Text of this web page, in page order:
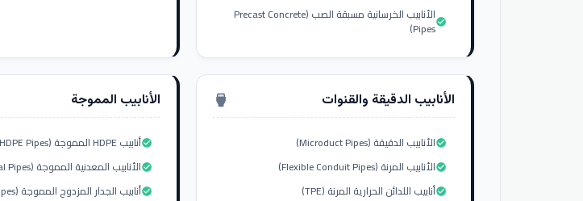
الأنابيب الخرسانية مسبقة الصب (Precast Concrete
Pipes)check_circle
الأنابيب الدقيقة والقنوات settings_input_hdmi
الأنابيب الدقيقة (Microduct Pipes)check_circle
الأنابيب المرنة (Flexible Conduit Pipes)check_circle
أنابيب اللدائن الحرارية المرنة (TPE)check_circle
الأنابيب المموجة
أنابيب HDPE المموجة (Corrugated HDPE Pipes)check_circle
الأنابيب المعدنية المموجة (Corrugated Metal Pipes)check_circle
أنابيب الجدار المزدوج المموجة (DWC Pipes)check_circle